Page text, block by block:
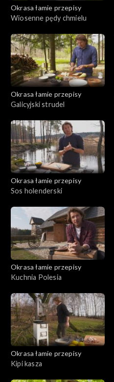
Okrasa łamie przepisy
Wiosenne pędy chmielu
Okrasa łamie przepisy
Galicyjski strudel
Okrasa łamie przepisy
Sos holenderski
Okrasa łamie przepisy
Kuchnia Polesia
Okrasa łamie przepisy
Kipi kasza